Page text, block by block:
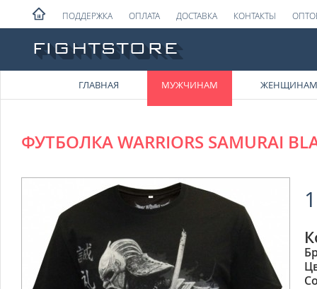
ПОДДЕРЖКА ОПЛАТА ДОСТАВКА КОНТАКТЫ
ГЛАВНАЯ МУЖЧИНАМ ЖЕНЩИНАМ
ФУТБОЛКА WARRIORS SAMURAI